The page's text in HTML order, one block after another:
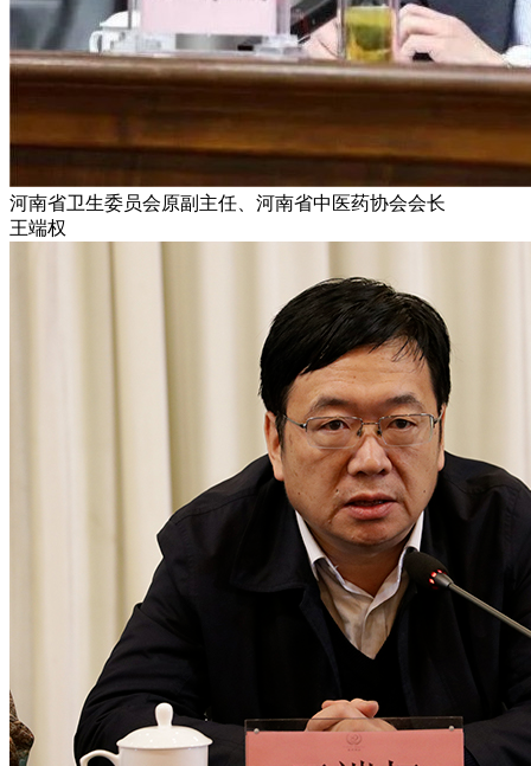
河南省卫生委员会原副主任、河南省中医药协会会长
王端权